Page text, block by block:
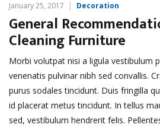
January 25, 2017 Decoration
General
Cleaning Furniture
Morbi volutpat nisi a ligula vestibulum
venenatis pulvinar nibh sed convallis.
purus sodales tincidunt. Duis fringilla
id placerat metus tincidunt. In tellus
sed, vestibulum hendrerit felis.